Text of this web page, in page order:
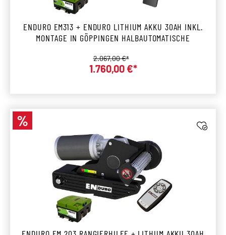
ENDURO EM313 + ENDURO LITHIUM AKKU 30AH INKL.
MONTAGE IN GÖPPINGEN HALBAUTOMATISCHE
Verkaufspreis:
1.760,00 €*
Regulärer Preis:
2.067,00 €*
Rabatt
%